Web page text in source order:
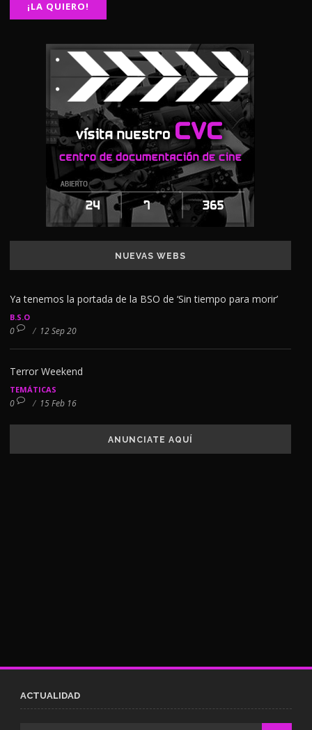
NUEVAS WEBS
Ya tenemos la portada de la BSO de ‘Sin tiempo para morir’
B.S.O
0 / 12 Sep 20
Terror Weekend
TEMÁTICAS
0 / 15 Feb 16
ANUNCIATE AQUÍ
ACTUALIDAD